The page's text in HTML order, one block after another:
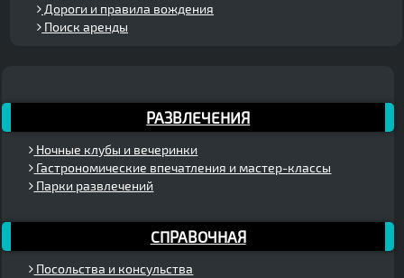
Дороги и правила вождения
Поиск аренды
РАЗВЛЕЧЕНИЯ
Ночные клубы и вечеринки
Гастрономические впечатления и мастер-классы
Парки развлечений
СПРАВОЧНАЯ
Посольства и консульства